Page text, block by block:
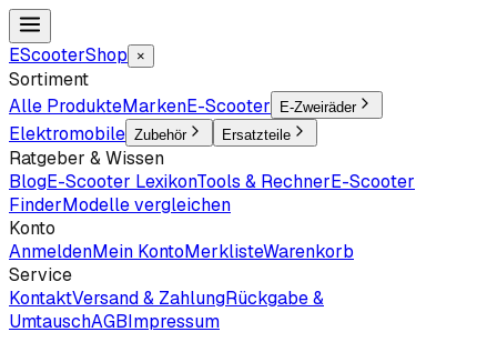
EScooterShop ×
Sortiment
Alle ProdukteMarkenE-Scooter E-Zweiräder
Elektromobile Zubehör Ersatzteile
Ratgeber & Wissen
BlogE-Scooter LexikonTools & RechnerE-Scooter
FinderModelle vergleichen
Konto
AnmeldenMein KontoMerklisteWarenkorb
Service
KontaktVersand & ZahlungRückgabe &
UmtauschAGBImpressum